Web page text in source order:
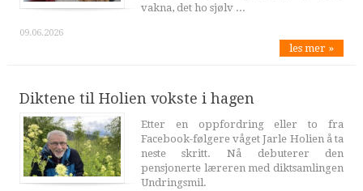
vakna, det ho sjølv ...
09.06.2026
les mer »
Diktene til Holien vokste i hagen
Etter en oppfordring eller to fra
Facebook-følgere våget Jarle Holien å ta
neste skritt. Nå debuterer den
pensjonerte læreren med diktsamlingen
Undringsmil.